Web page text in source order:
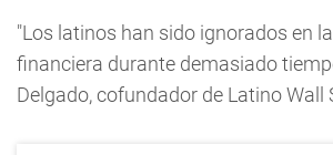
"Los latinos han sido ignorados en
financiera durante demasiado
Delgado, cofundador de Latino Wall